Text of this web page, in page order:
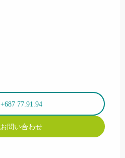
+687 77.91.94
お問い合わせ